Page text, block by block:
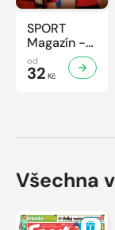
SPORT
Magazín -
31/2026
od
32 Kč
Všechna